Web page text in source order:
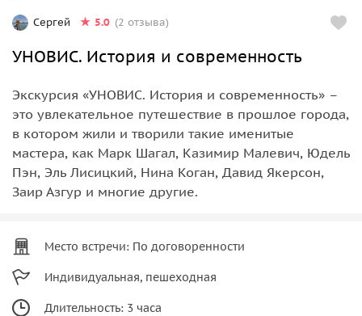
Сергей 5.0 (2 отзыва)
УНОВИС. История и современность
Экскурсия «УНОВИС. История и современность» –
это увлекательное путешествие в прошлое города,
в котором жили и творили такие именитые
мастера, как Марк Шагал, Казимир Малевич, Юдель
Пэн, Эль Лисицкий, Нина Коган, Давид Якерсон,
Заир Азгур и многие другие.
Место встречи: По договоренности
Индивидуальная, пешеходная
Длительность: 3 часа